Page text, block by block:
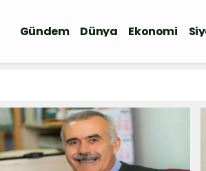
Gündem Dünya Ekonomi